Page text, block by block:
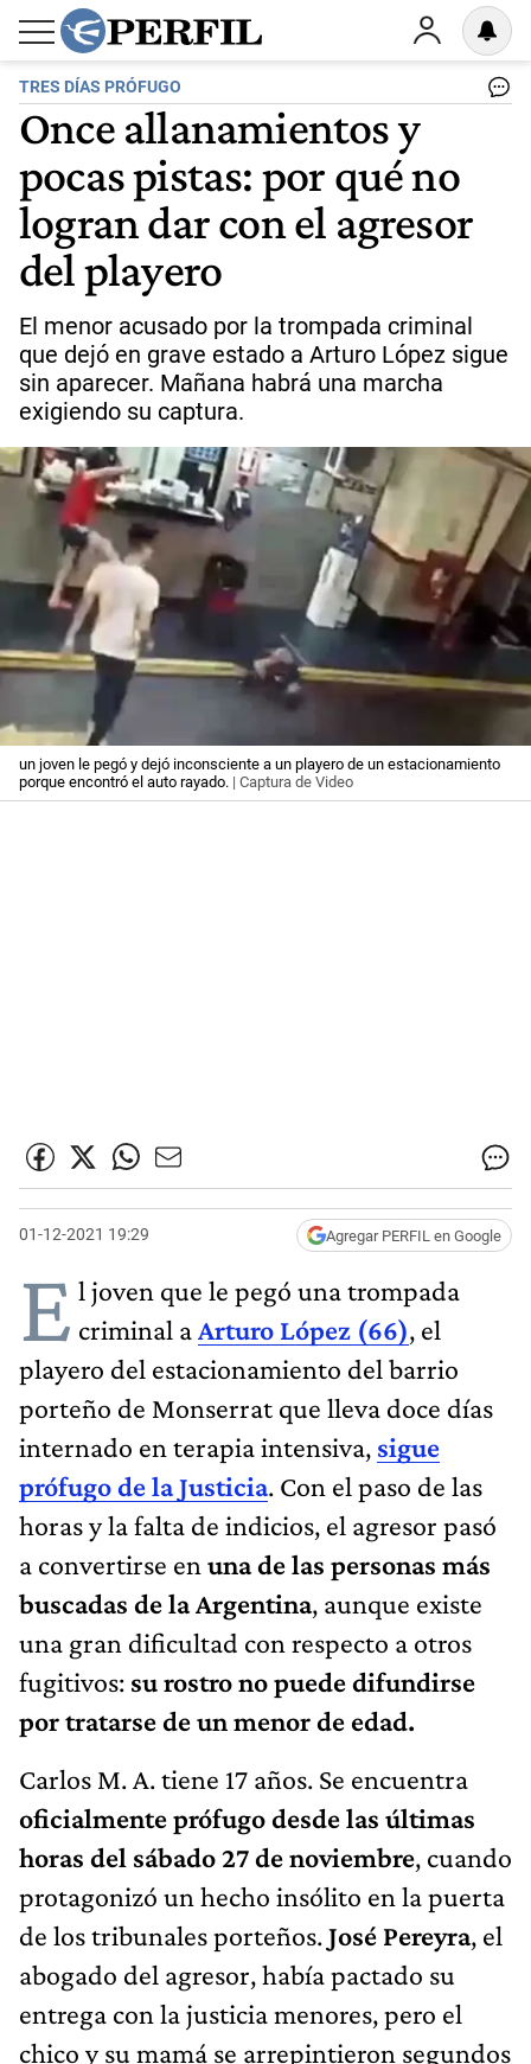
TRES DÍAS PRÓFUGO
Once allanamientos y
pocas pistas: por qué no
logran dar con el agresor
del playero
El menor acusado por la trompada criminal
que dejó en grave estado a Arturo López sigue
sin aparecer. Mañana habrá una marcha
exigiendo su captura.
un joven le pegó y dejó inconsciente a un playero de un estacionamiento
porque encontró el auto rayado. | Captura de Video
01-12-2021 19:29 Agregar PERFIL en Google
E l joven que le pegó una trompada
criminal aArturo López (66), el
playero del estacionamiento del barrio
porteño de Monserrat que lleva doce días
internado en terapia intensiva, sigue
prófugo de la Justicia. Con el paso de las
horas y la falta de indicios, el agresor pasó
a convertirse en una de las personas más
buscadas de la Argentina, aunque existe
una gran dificultad con respecto a otros
fugitivos: su rostro no puede difundirse
por tratarse de un menor de edad.
Carlos M. A. tiene 17 años. Se encuentra
oficialmente prófugo desde las últimas
horas del sábado 27 de noviembre, cuando
protagonizó un hecho insólito en la puerta
de los tribunales porteños.José Pereyra, el
abogado del agresor, había pactado su
entrega con la justicia menores, pero el
chico y su mamá se arrepintieron segundos